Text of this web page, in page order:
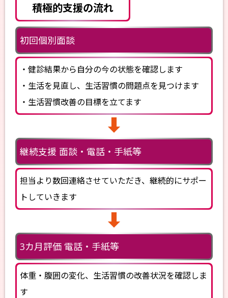
積極的支援の流れ
初回個別面談
・健診結果から自分の今の状態を確認します
・生活を見直し、生活習慣の問題点を見つけます
・生活習慣改善の目標を立てます
継続支援 面談・電話・手紙等
担当より数回連絡させていただき、継続的にサポー
トしていきます
3カ月評価 電話・手紙等
体重・腹囲の変化、生活習慣の改善状況を確認しま
す